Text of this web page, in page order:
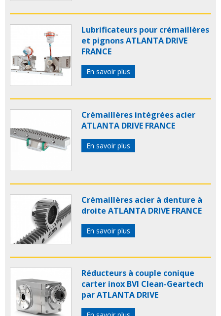
Lubrificateurs pour crémaillères
et pignons ATLANTA DRIVE
FRANCE
En savoir plus
Crémaillères intégrées acier
ATLANTA DRIVE FRANCE
En savoir plus
Crémaillères acier à denture à
droite ATLANTA DRIVE FRANCE
En savoir plus
Réducteurs à couple conique
carter inox BVI Clean-Geartech
par ATLANTA DRIVE